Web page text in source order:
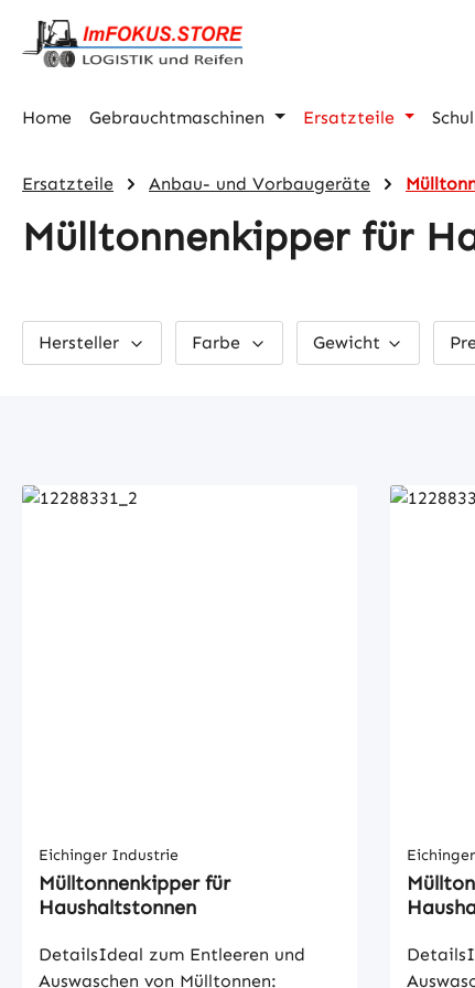
Hauptinhalt springen
Zur Suche springen
Zur Hauptnavigation springen
Home Gebrauchtmaschinen Ersatzteile
Ersatzteile Anbau- und Vorbaugeräte
Mülltonnenkipper für
Hersteller Farbe Gewicht
Eichinger Industrie
Mülltonnenkipper für
Haushaltstonnen
DetailsIdeal zum Entleeren und
Auswaschen von Mülltonnen: